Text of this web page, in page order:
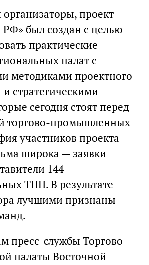
проект
был создан с целью
практические
палат с
методиками проектного
стратегическими
сегодня стоят перед
торгово-промышленных
участников проекта
широка — заявки
144
ТПП. В результате
лучшими признаны
пресс-службы Торгово-
палаты Восточной